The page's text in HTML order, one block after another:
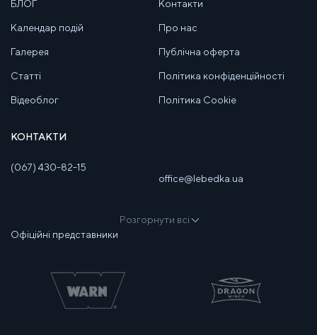
БЛОГ
Календар подій
Галерея
Статті
Відеоблог
Контакти
Про нас
Публічна оферта
Політика конфіденційності
Політика Cookie
КОНТАКТИ
(067) 430-82-15
office@lebedka.ua
Розгорнути всі
Офіційні представники